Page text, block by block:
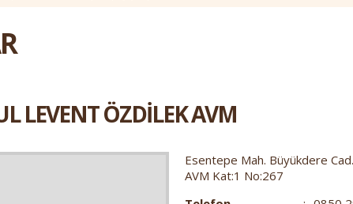
LEVENT ÖZDİLEK AVM
Esentepe Mah. Büyükdere
AVM Kat:1 No:267